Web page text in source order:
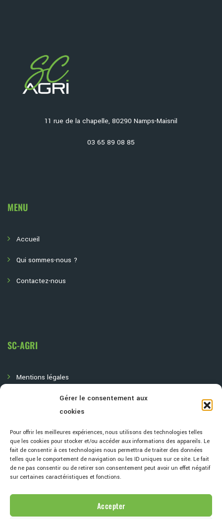
Gérer le consentement aux
cookies
Pour offrir les meilleures expériences, nous utilisons des technologies telles
que les cookies pour stocker et/ou accéder aux informations des appareils. Le
fait de consentir à ces technologies nous permettra de traiter des données
telles que le comportement de navigation ou les ID uniques sur ce site. Le fait
de ne pas consentir ou de retirer son consentement peut avoir un effet négatif
sur certaines caractéristiques et fonctions.
Accepter
11 rue de la chapelle, 80290 Namps-Maisnil
03 65 89 08 85
MENU
Accueil
Qui sommes-nous ?
Contactez-nous
SC-AGRI
Mentions légales
Politique de confidentialité